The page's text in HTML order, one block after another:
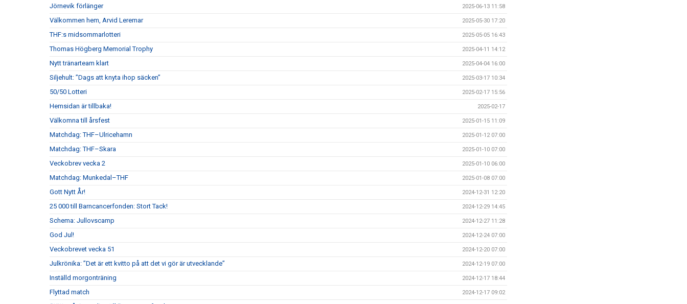
Jörnevik förlänger 2025-06-13 11:58
Välkommen hem, Arvid Leremar 2025-05-30 17:20
THF:s midsommarlotteri 2025-05-05 16:43
Thomas Högberg Memorial Trophy 2025-04-11 14:12
Nytt tränarteam klart 2025-04-04 16:00
Siljehult: ”Dags att knyta ihop säcken” 2025-03-17 10:34
50/50 Lotteri 2025-02-17 15:56
Hemsidan är tillbaka! 2025-02-17
Välkomna till årsfest 2025-01-15 11:09
Matchdag: THF–Ulricehamn 2025-01-12 07:00
Matchdag: THF–Skara 2025-01-10 07:00
Veckobrev vecka 2 2025-01-10 06:00
Matchdag: Munkedal–THF 2025-01-08 07:00
Gott Nytt År! 2024-12-31 12:20
25 000 till Barncancerfonden: Stort Tack! 2024-12-29 14:45
Schema: Jullovscamp 2024-12-27 11:28
God Jul! 2024-12-24 07:00
Veckobrevet vecka 51 2024-12-20 07:00
Julkrönika: ”Det är ett kvitto på att det vi gör är utvecklande” 2024-12-19 07:00
Inställd morgonträning 2024-12-17 18:44
Flyttad match 2024-12-17 09:02